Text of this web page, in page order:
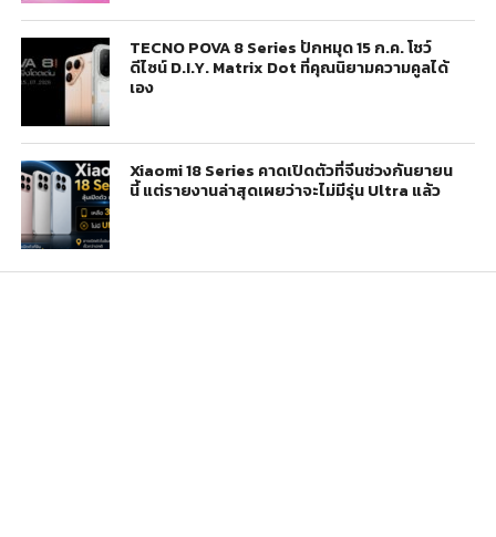
TECNO POVA 8 Series ปักหมุด 15 ก.ค. โชว์
ดีไซน์ D.I.Y. Matrix Dot ที่คุณนิยามความคูลได้
เอง
Xiaomi 18 Series คาดเปิดตัวที่จีนช่วงกันยายน
นี้ แต่รายงานล่าสุดเผยว่าจะไม่มีรุ่น Ultra แล้ว